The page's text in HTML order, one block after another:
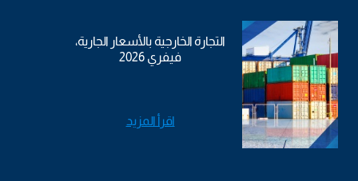
التجارة الخارجية بالأسعار الجارية،
فيفري 2026
اقرأ المزيد